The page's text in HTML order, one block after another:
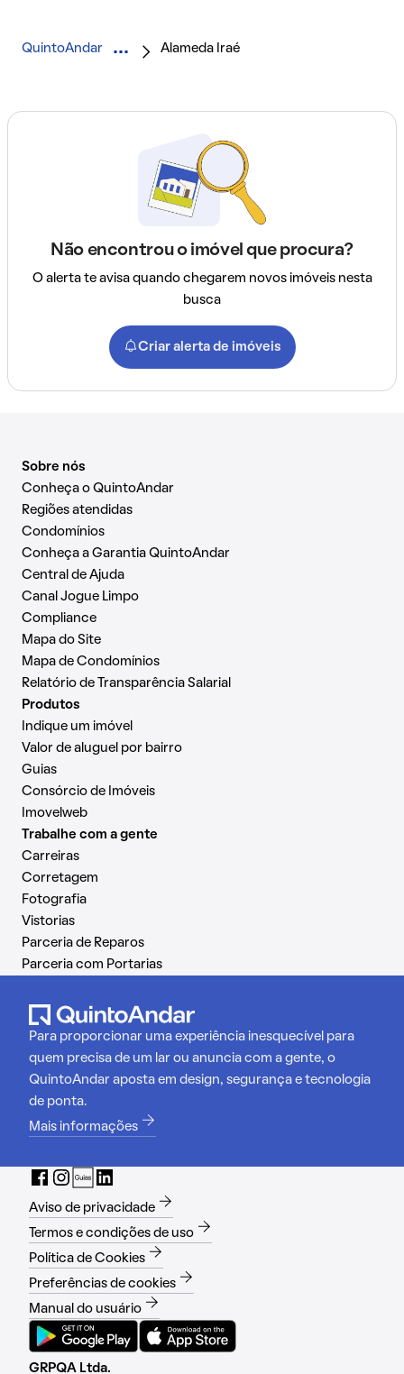
QuintoAndar Alameda Iraé
Não encontrou o imóvel que procura?
O alerta te avisa quando chegarem novos imóveis nesta
busca
Criar alerta de imóveis
Sobre nós
Conheça o QuintoAndar
Regiões atendidas
Condomínios
Conheça a Garantia QuintoAndar
Central de Ajuda
Canal Jogue Limpo
Compliance
Mapa do Site
Mapa de Condomínios
Relatório de Transparência Salarial
Produtos
Indique um imóvel
Valor de aluguel por bairro
Guias
Consórcio de Imóveis
Imovelweb
Trabalhe com a gente
Carreiras
Corretagem
Fotografia
Vistorias
Parceria de Reparos
Parceria com Portarias
Para proporcionar uma experiência inesquecível para
quem precisa de um lar ou anuncia com a gente, o
QuintoAndar aposta em design, segurança e tecnologia
de ponta.
Mais informações
Aviso de privacidade
Termos e condições de uso
Política de Cookies
Preferências de cookies
Manual do usuário
GRPQA Ltda.